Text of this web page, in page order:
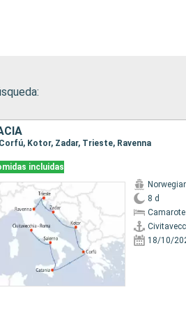
Kotor, Zadar, Trieste, Ravenna
incluidas
8 d
18/10/